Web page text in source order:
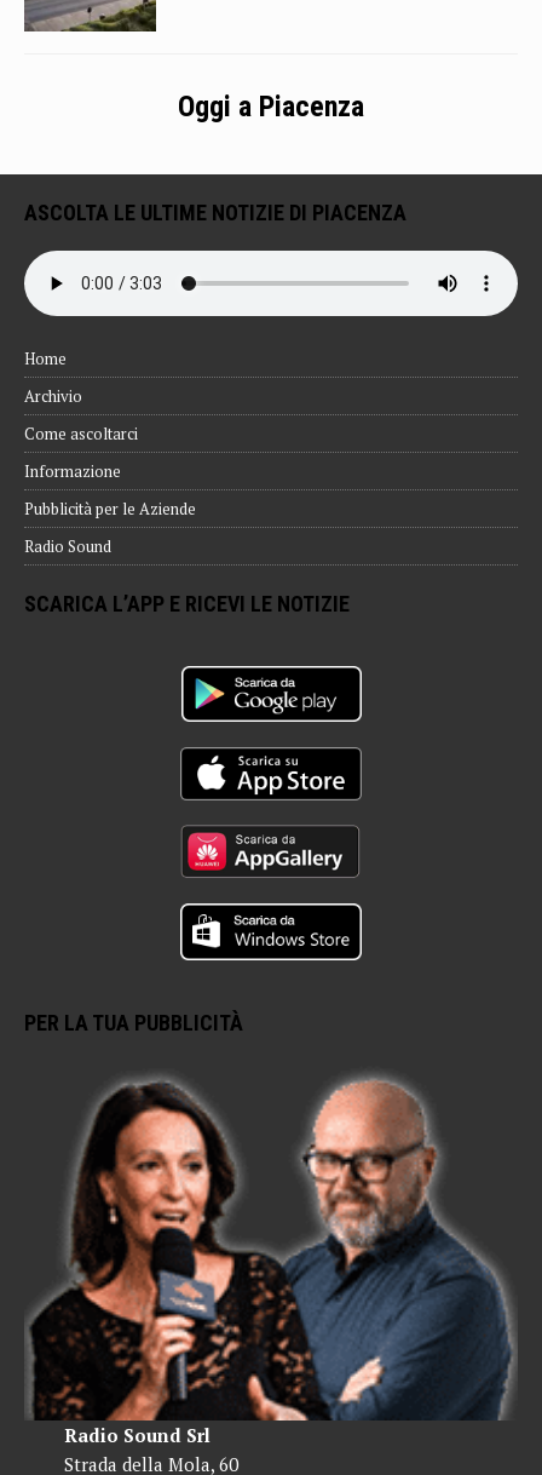
Oggi a Piacenza
ASCOLTA LE ULTIME NOTIZIE DI PIACENZA
Home
Archivio
Come ascoltarci
Informazione
Pubblicità per le Aziende
Radio Sound
SCARICA L’APP E RICEVI LE NOTIZIE
PER LA TUA PUBBLICITÀ
Radio Sound Srl
Strada della Mola, 60